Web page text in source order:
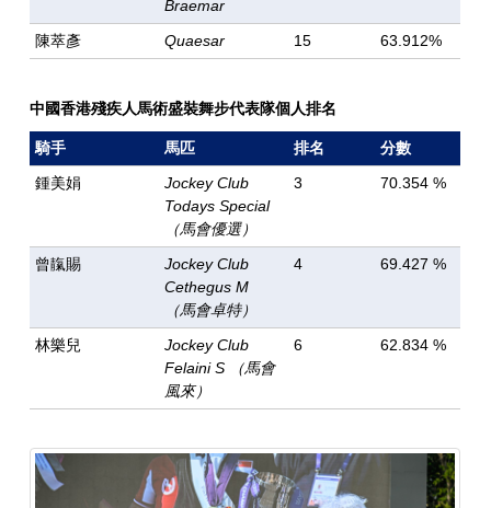
Braemar
陳萃彥 Quaesar 15 63.912%
中國香港殘疾人馬術盛裝舞步代表隊個人排名
騎手 馬匹 排名
分數
鍾美娟
Jockey Club
Todays Special
（馬會優選）
3 70.354 %
曾靝賜
Jockey Club
Cethegus M
（馬會卓特）
4 69.427 %
林樂兒
Jockey Club
Felaini S （馬會
風來）
6 62.834 %